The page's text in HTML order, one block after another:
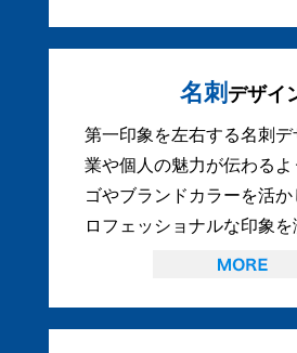
名刺 デザイ
第一印象を左右する名刺
業や個人の魅力が伝わるよ
ゴやブランドカラーを活
ロフェッショナルな印象を